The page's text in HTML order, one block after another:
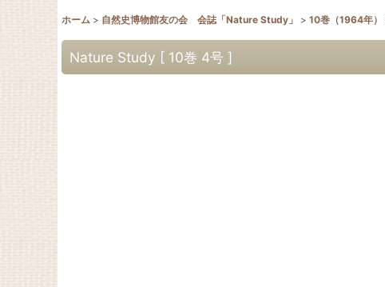
ホーム > 自然史博物館友の会 会誌「Nature Study」 > 10巻（1964年）
Nature Study [ 10巻 4号 ]